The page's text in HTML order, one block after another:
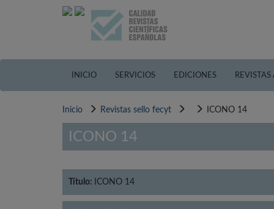
INICIO SERVICIOS EDICIONES
Inicio Revistas sello fecyt ICONO 14
ICONO 14
Título: ICONO 14